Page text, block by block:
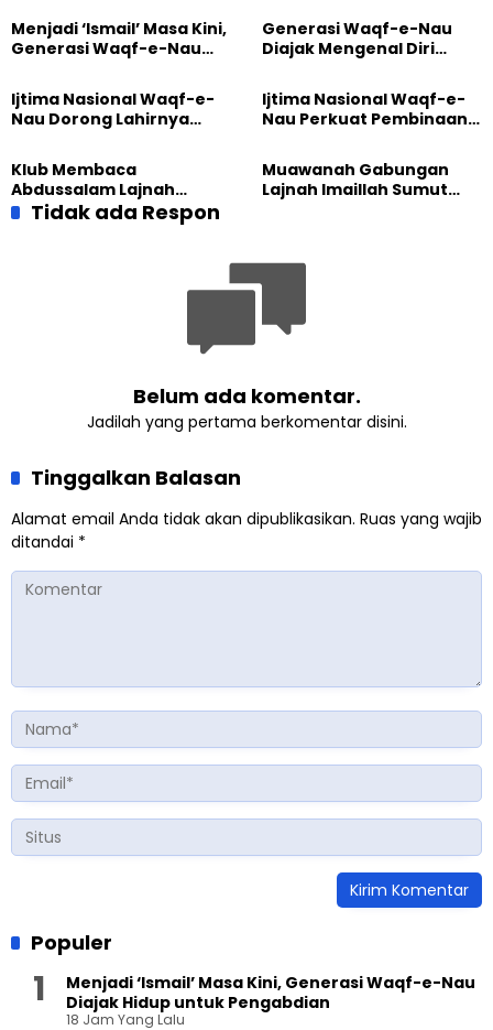
Menjadi ‘Ismail’ Masa Kini,
Generasi Waqf-e-Nau
Pengabdian
Generasi Waqf-e-Nau
Diajak Mengenal Diri
Dunia
Ijtima Nasional Waqf-e-
Nau Dorong Lahirnya
yang Militan
Ijtima Nasional Waqf-e-
Nau Perkuat Pembinaan
Masa Depan
Klub Membaca
Abdussalam Lajnah
Imaillah Tanjung Medan
Muawanah Gabungan
Lajnah Imaillah Sumut
Tidak ada Respon
Belum ada komentar.
Jadilah yang pertama berkomentar disini.
Tinggalkan Balasan
Alamat email Anda tidak akan dipublikasikan. Ruas yang wajib
ditandai *
Populer
Menjadi ‘Ismail’ Masa Kini, Generasi Waqf-e-Nau
Diajak Hidup untuk Pengabdian
18 Jam Yang Lalu